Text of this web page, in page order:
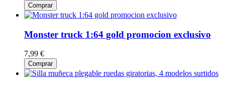
Comprar
Monster truck 1:64 gold promocion exclusivo
7,99 €
Comprar